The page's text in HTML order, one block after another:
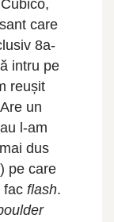
care
8a-
intru pe
reușit
un
l-am
dus
pe care
fac flash.